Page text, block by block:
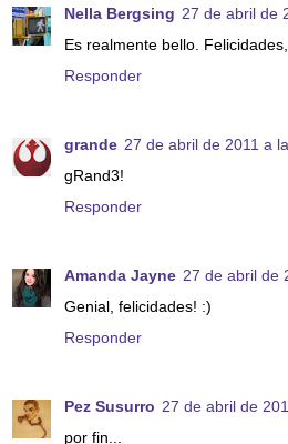
Nella Bergsing 27 de abril de
Es realmente bello.
Responder
grande 27 de abril de 2011 a
gRand3!
Responder
Amanda Jayne 27 de abril de
Genial, felicidades! :)
Responder
Pez Susurro 27 de abril de
por fin...